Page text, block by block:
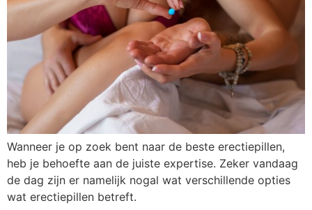
Wanneer je op zoek bent naar de beste erectiepillen,
heb je behoefte aan de juiste expertise. Zeker vandaag
de dag zijn er namelijk nogal wat verschillende opties
wat erectiepillen betreft.